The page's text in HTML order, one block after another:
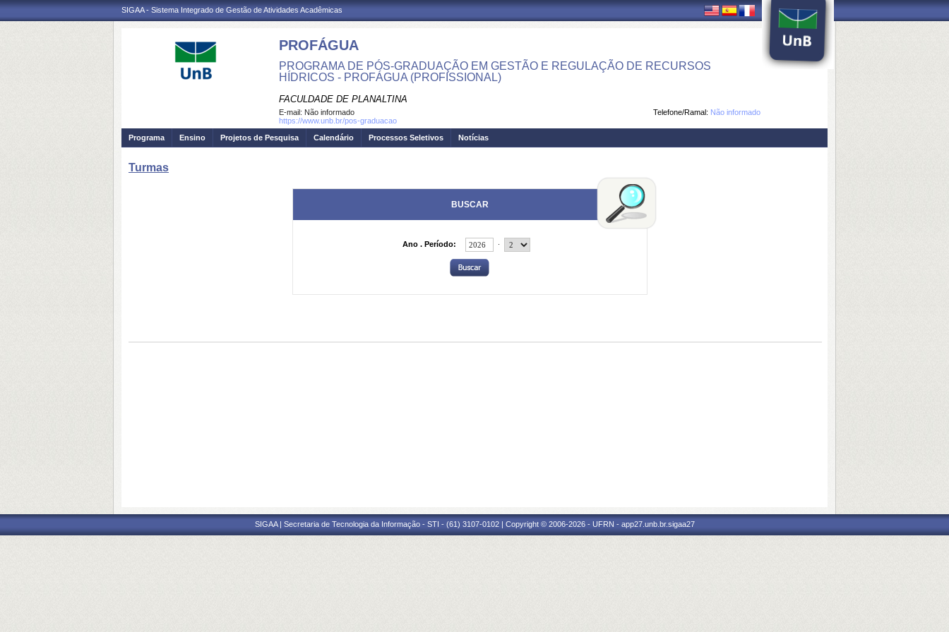
SIGAA - Sistema Integrado de Gestão de Atividades Acadêmicas
PROFÁGUA
PROGRAMA DE PÓS-GRADUAÇÃO EM GESTÃO E REGULAÇÃO DE RECURSOS
HÍDRICOS - PROFÁGUA (PROFISSIONAL)
FACULDADE DE PLANALTINA
Telefone/Ramal: Não informado
E-mail: Não informado
https://www.unb.br/pos-graduacao
Programa
Ensino Projetos de Pesquisa Calendário Processos Seletivos Notícias
Turmas
BUSCAR
Ano . Período:
SIGAA | Secretaria de Tecnologia da Informação - STI - (61) 3107-0102 | Copyright © 2006-2026 - UFRN - app27.unb.br.sigaa27